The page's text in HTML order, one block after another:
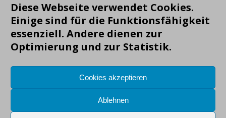
Diese Webseite verwendet Cookies.
Einige sind für die Funktionsfähigkeit
essenziell. Andere dienen zur
Optimierung und zur Statistik.
Cookies akzeptieren
Ablehnen